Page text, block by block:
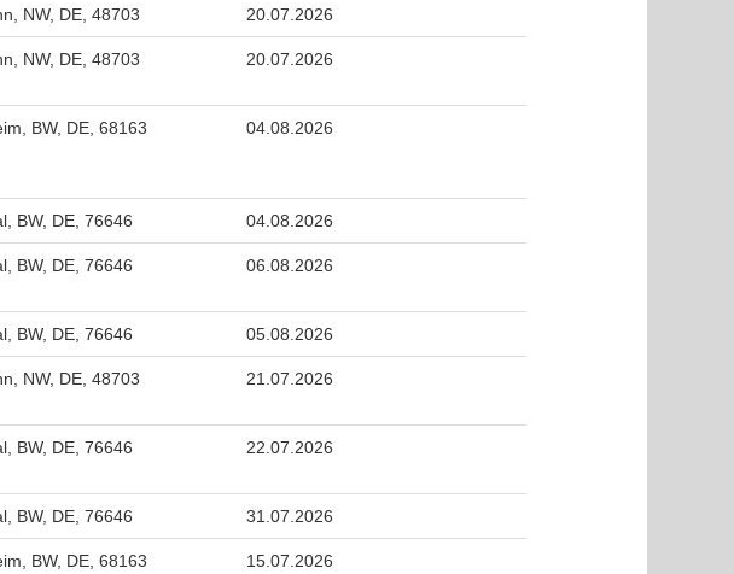
NW, DE, 48703 20.07.2026
NW, DE, 48703 20.07.2026
BW, DE, 68163 04.08.2026
BW, DE, 76646 04.08.2026
BW, DE, 76646 06.08.2026
BW, DE, 76646 05.08.2026
NW, DE, 48703 21.07.2026
BW, DE, 76646 22.07.2026
BW, DE, 76646 31.07.2026
BW, DE, 68163 15.07.2026